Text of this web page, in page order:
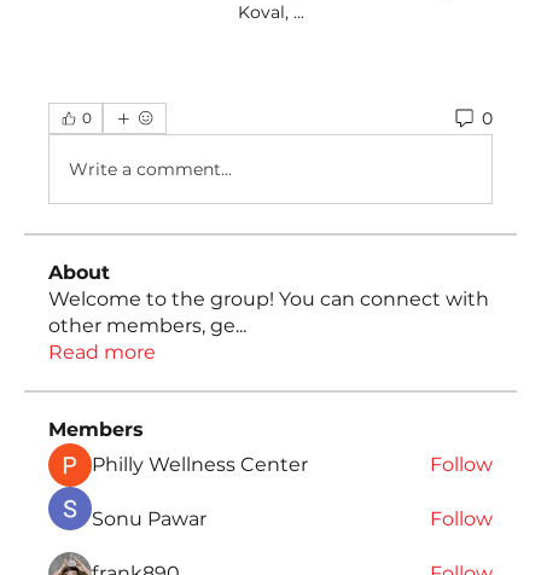
Koval, ...
0 0
Write a comment...
About
Welcome to the group! You can connect with
other members, ge...
Read more
Members
Philly Wellness Center
Follow
Sonu Pawar Follow